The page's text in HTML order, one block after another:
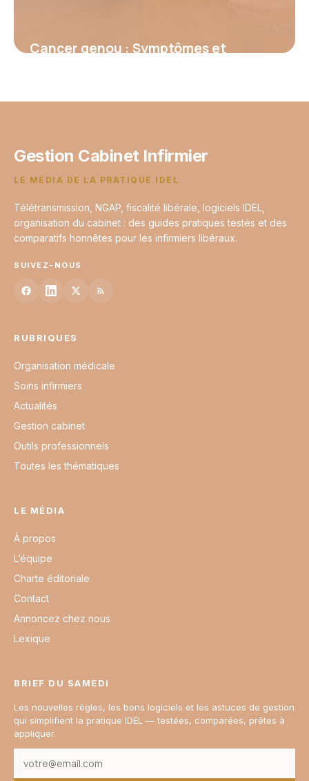
Cancer genou : Symptômes et
Gestion Cabinet Infirmier
LE MÉDIA DE LA PRATIQUE IDEL
Télétransmission, NGAP, fiscalité libérale, logiciels IDEL,
organisation du cabinet : des guides pratiques testés et des
comparatifs honnêtes pour les infirmiers libéraux.
SUIVEZ-NOUS
RUBRIQUES
Organisation médicale
Soins infirmiers
Actualités
Gestion cabinet
Outils professionnels
Toutes les thématiques
LE MÉDIA
À propos
L’équipe
Charte éditoriale
Contact
Annoncez chez nous
Lexique
BRIEF DU SAMEDI
Les nouvelles règles, les bons logiciels et les astuces de gestion
qui simplifient la pratique IDEL — testées, comparées, prêtes à
appliquer.